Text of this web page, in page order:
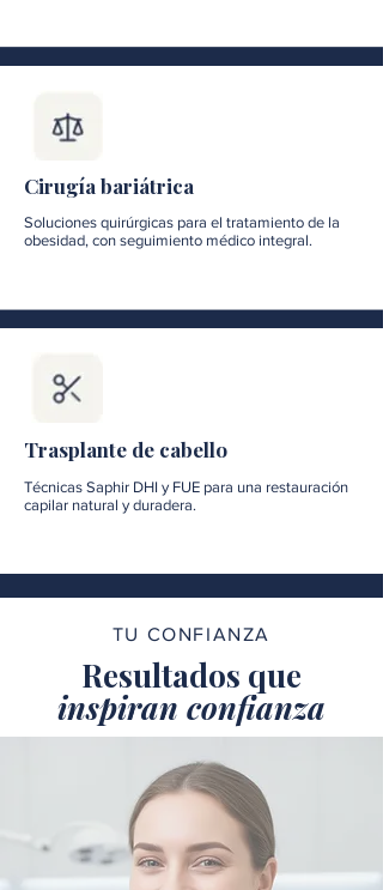
Cirugía bariátrica
Soluciones quirúrgicas para el tratamiento de la
obesidad, con seguimiento médico integral.
Trasplante de cabello
Técnicas Saphir DHI y FUE para una restauración
capilar natural y duradera.
TU CONFIANZA
Resultados que
inspiran confianza